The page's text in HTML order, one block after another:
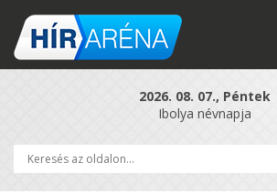
2026. 08. 07., Péntek
Ibolya névnapja